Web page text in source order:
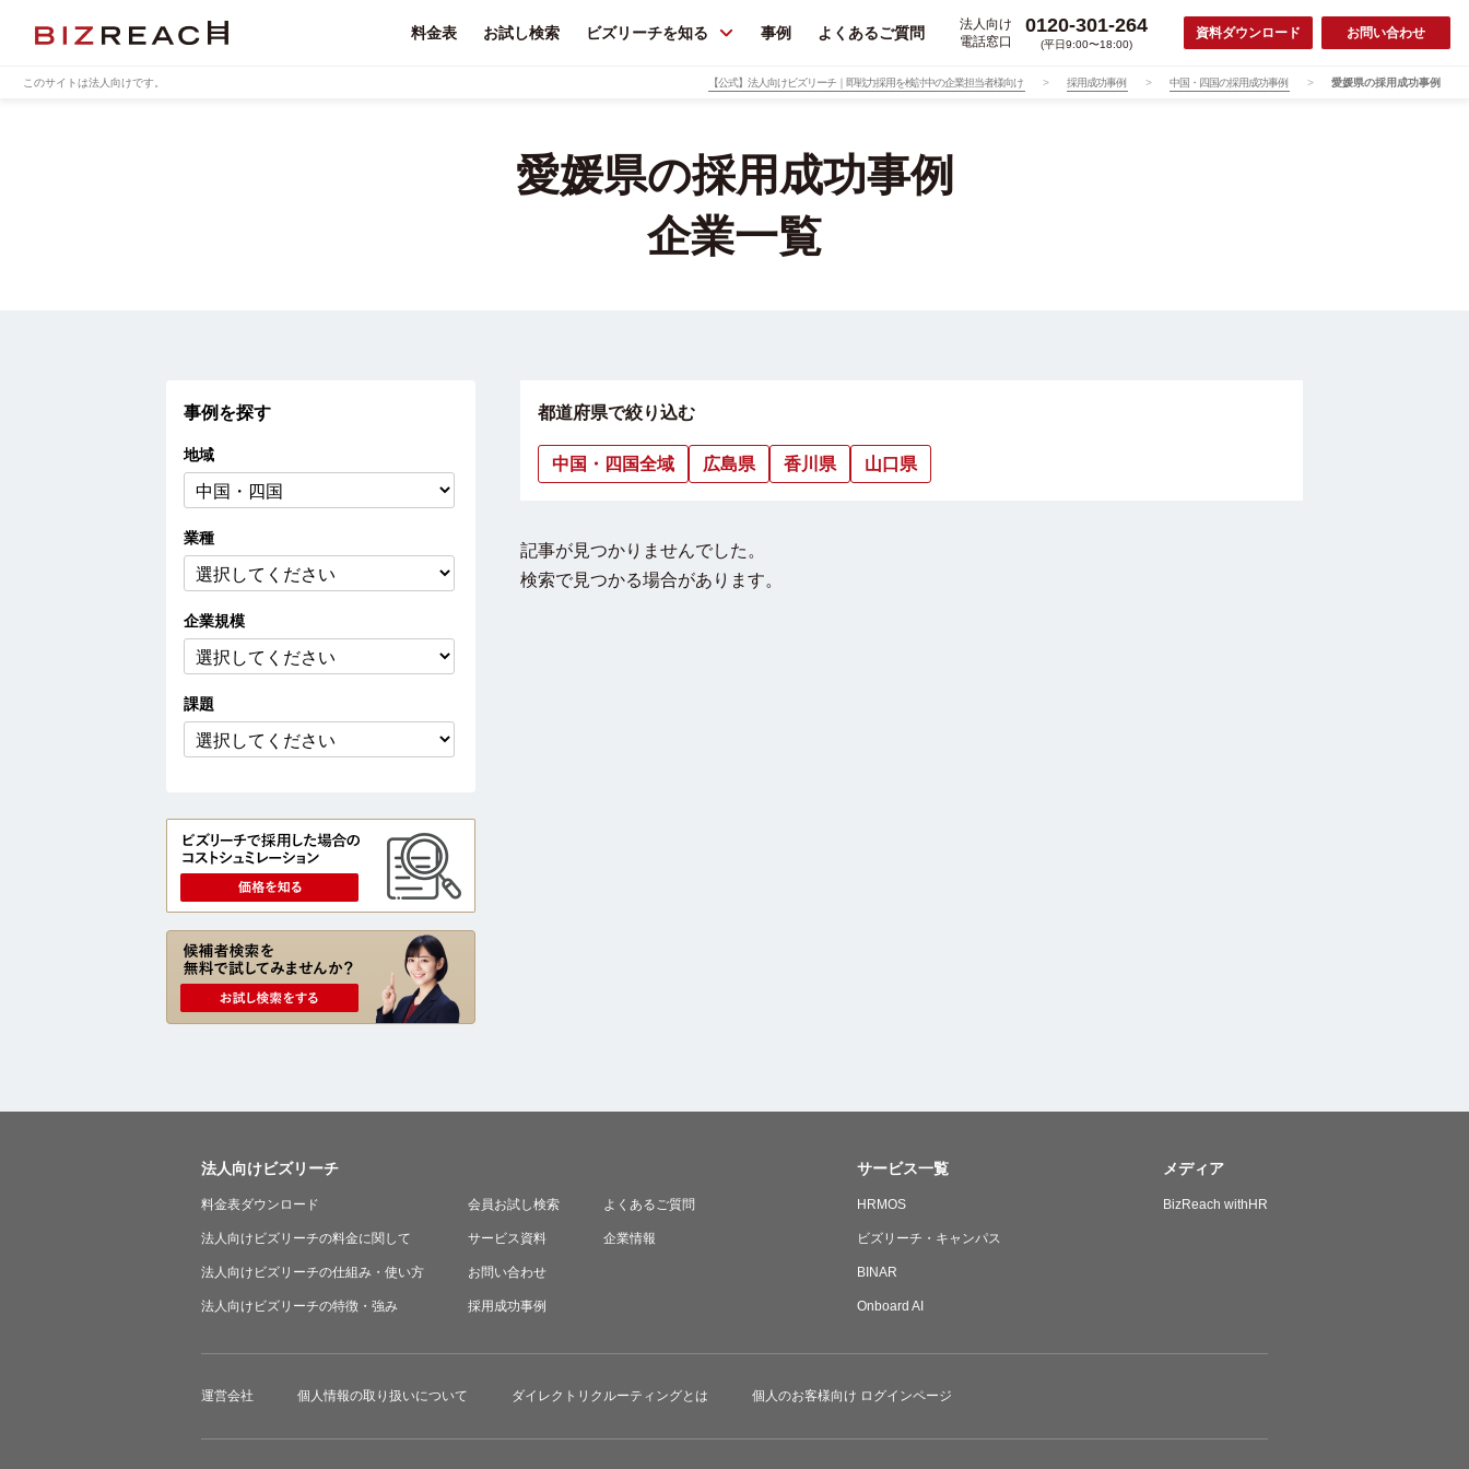
料金表 お試し検索 ビズリーチを知る 事例 よくあるご質問
法人向け
電話窓口
0120-301-264
(平日9:00〜18:00)
資料ダウンロード お問い合わせ
このサイトは法人向けです。 【公式】法人向けビズリーチ｜即戦力採用を検討中の企業担当者様向け 採用成功事例 中国・四国の採用成功事例 愛媛県の採用成功事例
愛媛県の採用成功事例
企業一覧
事例を探す
地域
業種
企業規模
課題
都道府県で絞り込む
中国・四国全域 広島県 香川県 山口県
記事が見つかりませんでした。
検索で見つかる場合があります。
法人向けビズリーチ
料金表ダウンロード
法人向けビズリーチの料金に関して
法人向けビズリーチの仕組み・使い方
法人向けビズリーチの特徴・強み
会員お試し検索
サービス資料
お問い合わせ
採用成功事例
よくあるご質問
企業情報
サービス一覧
HRMOS
ビズリーチ・キャンパス
BINAR
Onboard AI
メディア
BizReach withHR
運営会社 個人情報の取り扱いについて ダイレクトリクルーティングとは 個人のお客様向け ログインページ